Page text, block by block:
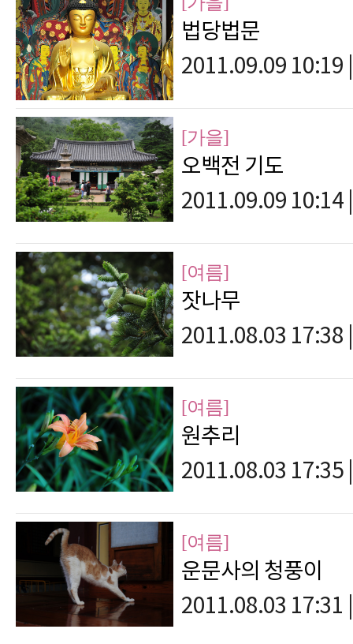
법당법문
2011.09.09 10:19
[가을]
오백전 기도
2011.09.09 10:14
[여름]
잣나무
2011.08.03 17:38
[여름]
원추리
2011.08.03 17:35
[여름]
운문사의 청풍이
2011.08.03 17:31